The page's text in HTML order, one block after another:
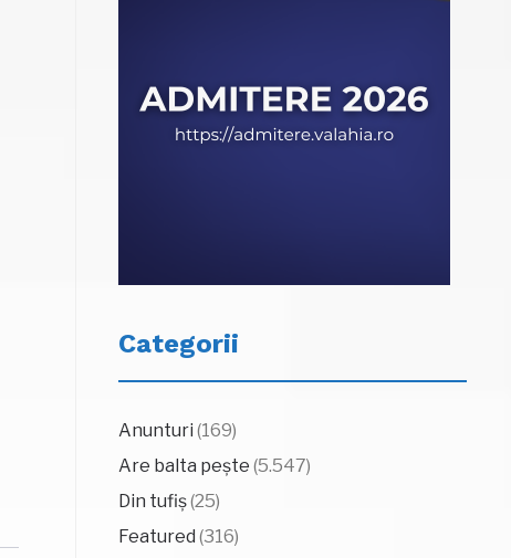
Categorii
Anunturi (169)
Are balta pește (5.547)
Din tufiș(25)
Featured (316)